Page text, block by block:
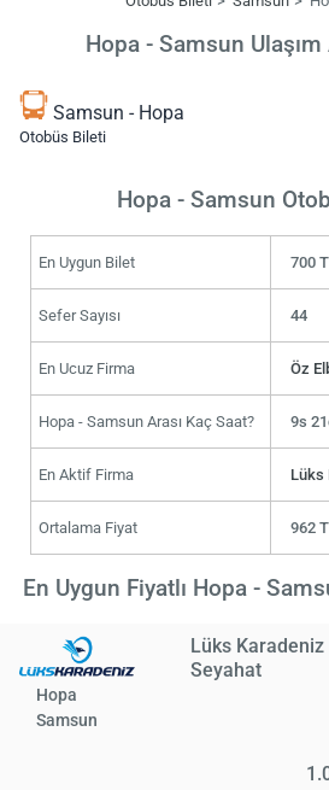
Hopa - Samsun
Samsun - Hopa
Otobüs Bileti
Hopa - Samsun
En Uygun Bilet 700
Sefer Sayısı 44
En Ucuz Firma Öz
Hopa - Samsun Arası Kaç Saat? 9s
En Aktif Firma Lüks
Ortalama Fiyat 962
En Uygun Fiyatlı Hopa -
Lüks Karadeniz
Seyahat
Hopa
Samsun